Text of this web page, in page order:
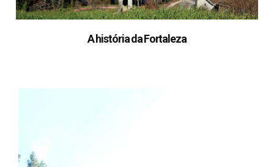
A história da Fortaleza